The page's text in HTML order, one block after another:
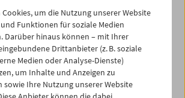
um die Nutzung unserer Website
Funktionen für soziale Medien
Darüber hinaus können – mit Ihrer
Drittanbieter (z. B. soziale
Medien oder Analyse-Dienste)
um Inhalte und Anzeigen zu
sowie Ihre Nutzung unserer Website